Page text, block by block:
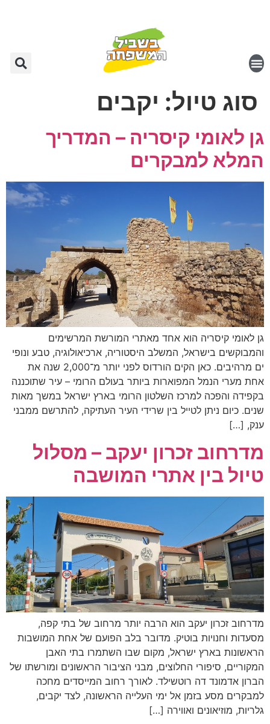
סוג טיול: יקבים
גן לאומי קיסריה – המדריך
המלא למבקרים
גן לאומי קיסריה הוא אחד מאתרי המורשת המרשימים
והמבוקשים בישראל, המשלב היסטוריה, ארכיאולוגיה, טבע ונופי
ים מרהיבים. כאן הקים הורדוס לפני יותר מ־2,000 שנה את
אחת מערי הנמל המפוארות ביותר בעולם הרומי – עיר שתוכננה
בקפידה והפכה למרכז השלטון הרומי בארץ ישראל במשך מאות
שנים. כיום ניתן לטייל בין שרידי העיר העתיקה, להתרשם ממבני
ענק, […]
מדרחוב זכרון יעקב – מסלול
טיול בין אתרי המושבה
מדרחוב זכרון יעקב הוא הרבה יותר מרחוב של בתי קפה,
מסעדות וחנויות בוטיק. מדובר בלב הפועם של אחת המושבות
הראשונות בארץ ישראל, מקום שבו השתמרו בתי האבן
המקוריים, סיפורי החלוצים, מבני הציבור הראשונים ומורשתו של
הברון אדמונד דה רוטשילד. לאורך רחוב המייסדים מחכה
למבקרים מסע בזמן אל ימי העלייה הראשונה, לצד יקבים,
גלריות, מוזיאונים ואווירה […]